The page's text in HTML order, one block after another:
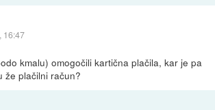
16:47
kmalu) omogočili kartična plačila, kar je pa
že plačilni račun?